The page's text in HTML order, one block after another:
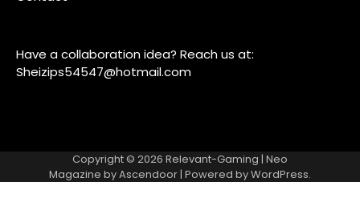
Have a collaboration idea? Reach us at:
Sheizips54547@hotmail.com
Copyright © 2026 Relevant-Gaming | Neo
Magazine byAscendoor| Powered byWordPress.